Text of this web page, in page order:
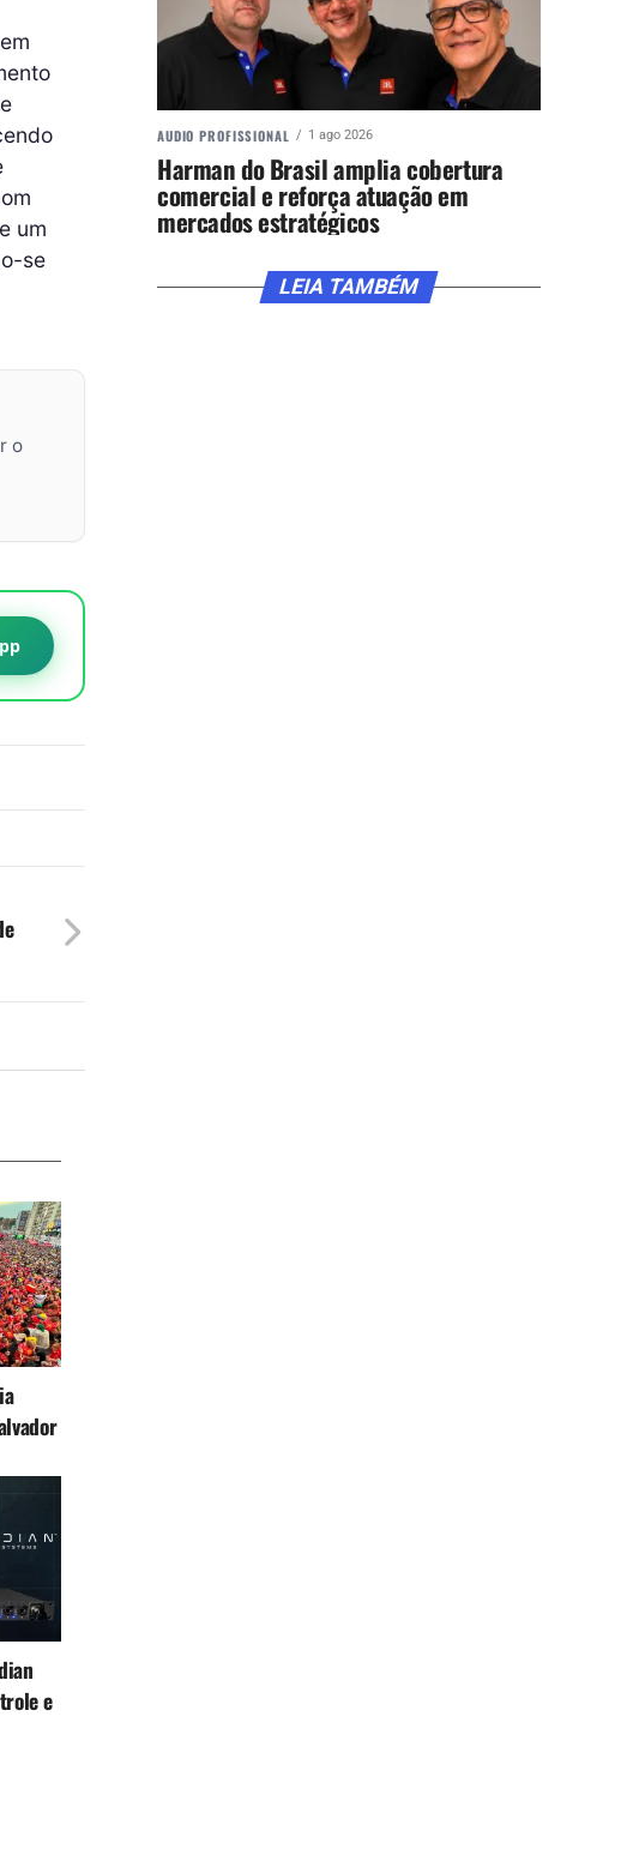
um
se
o
e
AUDIO PROFISSIONAL 1 ago 2026
Harman do Brasil amplia cobertura
comercial e reforça atuação em
mercados estratégicos
LEIA TAMBÉM